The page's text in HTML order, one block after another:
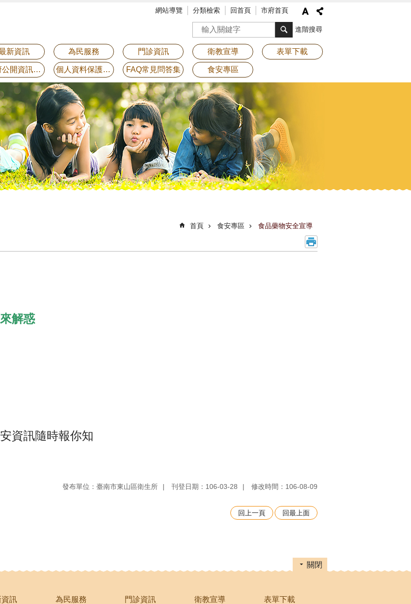
網站導覽 分類檢索 回首頁 市府首頁
搜尋 進階搜尋
新資訊 為民服務 門診資訊 衛教宣導 表單下載
政府公開資訊專區 個人資料保護專區 FAQ常見問答集 食安專區
首頁 食安專區 食品藥物安全宣導
解惑
資訊隨時報你知
發布單位：臺南市東山區衛生所 刊登日期：106-03-28 修改時間：106-08-09
回上一頁 回最上面
關閉
訊 為民服務 門診資訊 衛教宣導 表單下載